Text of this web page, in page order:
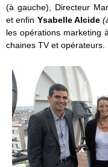
(à gauche), Directeur
et enfin Ysabelle Alcide
les opérations marketing
chaines TV et opérateurs.